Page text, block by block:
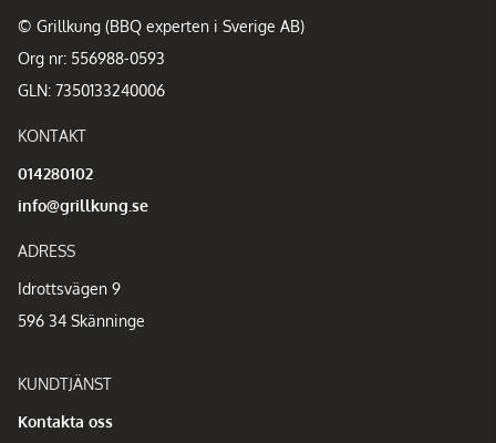
© Grillkung (BBQ experten i Sverige AB)
Org nr: 556988-0593
GLN: 7350133240006
KONTAKT
014280102
info@grillkung.se
ADRESS
Idrottsvägen 9
596 34 Skänninge
KUNDTJÄNST
Kontakta oss